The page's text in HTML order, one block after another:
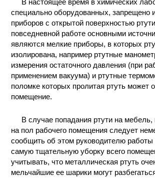
В настоящее время в химических
специально оборудованных, запрещено
приборов с открытой поверхностью
повседневной работе основными
являются мелкие приборы, в которых
изолирована, например ртутные
измерения остаточного давления (при
применением вакуума) и ртутные
поломке которых пролитая ртуть может
помещение.
В случае попадания ртути на
на пол рабочего помещения следует
сообщить об этом руководителю работы
самую тщательную уборку всего
учитывать, что металлическая ртуть
мельчайшие ее шарики могут